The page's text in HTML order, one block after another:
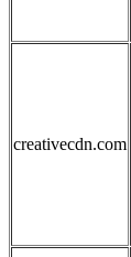
creativecdn.com